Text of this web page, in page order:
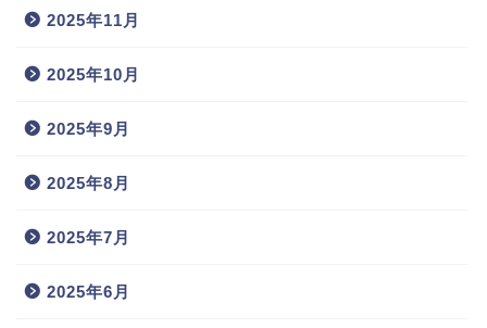
2025年11月
2025年10月
2025年9月
2025年8月
2025年7月
2025年6月